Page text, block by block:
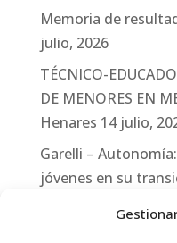
Memoria de
julio, 2026
TÉCNICO-
DE MENORES EN
Henares 14 julio,
Garelli –
jóvenes en su